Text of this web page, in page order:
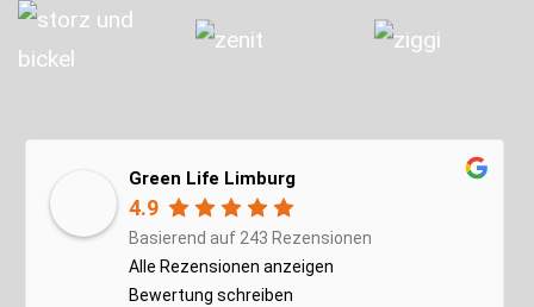
Green Life Limburg
4.9
Basierend auf 243 Rezensionen
Alle Rezensionen anzeigen
Bewertung schreiben